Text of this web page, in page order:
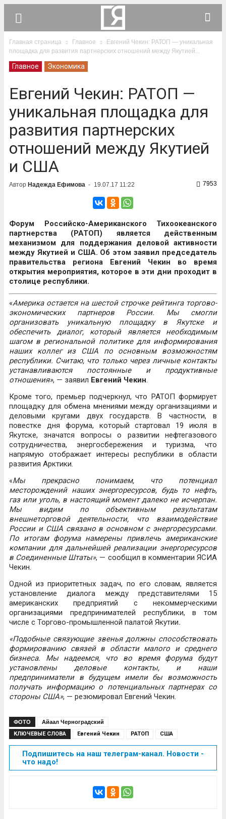
Главная страница Главное
Евгений Чекин: РАТОП — уникальная
площадка для развития партнерских отношений между Якутией...
Главное Экономика
Евгений Чекин: РАТОП —
уникальная площадка для
развития партнерских
отношений между Якутией
и США
Автор Надежда Ефимова - 19.07.17 11:22 7953
Форум Российско-Американского Тихоокеанского
партнерства (РАТОП) является действенным
механизмом для поддержания деловой активности
между Якутией и США. Об этом заявил председатель
правительства региона Евгений Чекин во время
открытия мероприятия, которое в эти дни проходит в
столице республики.
«Америка остается на шестой строчке рейтинга торгово-
экономических партнеров России. Мы смогли
организовать уникальную площадку в Якутске и
обеспечить диалог, который является необходимым
шагом в региональной политике для информирования
наших коллег из США по основным возможностям
республики. Считаю, что только через личные контакты
устанавливаются постоянные и продуктивные
отношения», — заявил Евгений Чекин
Кроме того, премьер подчеркнул, что РАТОП формирует
площадку для обмена мнениями между организациями и
деловыми кругами двух государств. В частности, в
повестке дня форума, который стартовал 19 июля в
Якутске, значатся вопросы о развитии нефтегазового
сотрудничества, энергосбережения и туризма, что
напрямую отображает интересы республики в области
развития Арктики.
«Мы прекрасно понимаем, что потенциал
месторождений наших энергоресурсов, будь то нефть,
газ или уголь, в настоящий момент далеко не исчерпан.
Мы видим по объективным результатам
внешнеторговой деятельности, что взаимодействие
России и США связано в основном с энергоресурсами.
По итогам форума намерены привлечь американские
компании для дальнейшей реализации энергоресурсов
в Соединенные Штаты», — сообщил в комментарии ЯСИА
Чекин.
Одной из приоритетных задач, по его словам, является
установление диалога между представителями 15
американских предприятий с некоммерческими
организациями предпринимателей республики, в том
числе с Торгово-промышленной палатой Якутии.
«Подобные связующие звенья должны способствовать
формированию связей в области малого и среднего
бизнеса. Мы надеемся, что во время форума будут
установлены деловые контакты, и наши
предприниматели в будущем имели бы возможность
получать информацию о потенциальных партнерах со
стороны США», — резюмировал Евгений Чекин.
ФОТО Айаал Черноградский
КЛЮЧЕВЫЕ СЛОВА Евгений Чекин РАТОП США
Подпишитесь на наш телеграм-канал. Новости -
что надо!